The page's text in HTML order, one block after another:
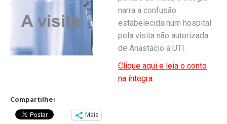
narra a confusão
estabelecida num hospital
pela visita não autorizada
de Anastácio a UTI.
Clique aqui e leia o conto
na íntegra.
Compartilhe:
Mais